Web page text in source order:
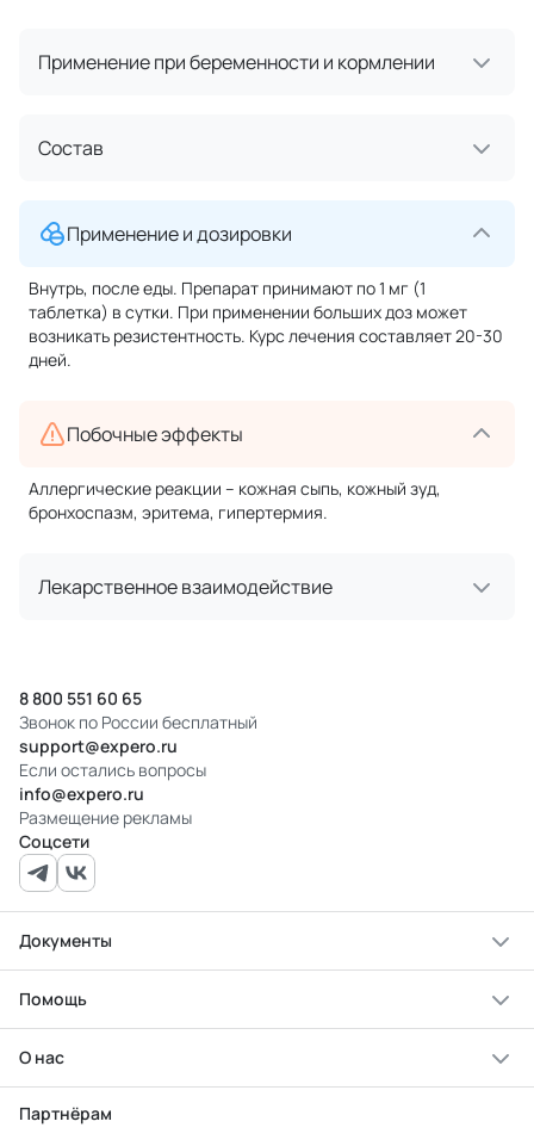
Применение при беременности и кормлении
Состав
Применение и дозировки
Внутрь, после еды. Препарат принимают по 1 мг (1
таблетка) в сутки. При применении больших доз может
возникать резистентность. Курс лечения составляет 20-30
дней.
Побочные эффекты
Аллергические реакции – кожная сыпь, кожный зуд,
бронхоспазм, эритема, гипертермия.
Лекарственное взаимодействие
8 800 551 60 65
Звонок по России бесплатный
support@expero.ru
Если остались вопросы
info@expero.ru
Размещение рекламы
Соцсети
Документы
Помощь
О нас
Партнёрам